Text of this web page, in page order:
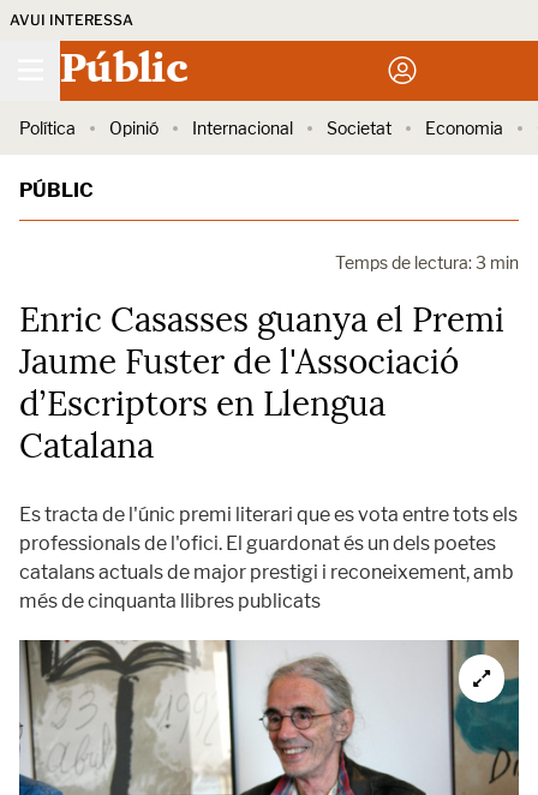
AVUI INTERESSA
Públic
Política Opinió Internacional Societat Economia
PÚBLIC
Temps de lectura: 3 min
Enric Casasses guanya el Premi
Jaume Fuster de l'Associació
d’Escriptors en Llengua
Catalana
Es tracta de l'únic premi literari que es vota entre tots els
professionals de l'ofici. El guardonat és un dels poetes
catalans actuals de major prestigi i reconeixement, amb
més de cinquanta llibres publicats